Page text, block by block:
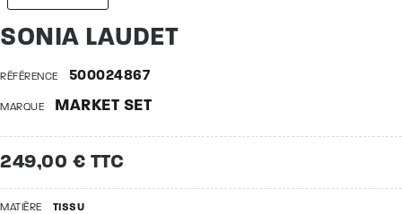
SONIA LAUDET
RÉFÉRENCE 500024867
MARQUE MARKET SET
249,00 € TTC
MATIÈRE TISSU